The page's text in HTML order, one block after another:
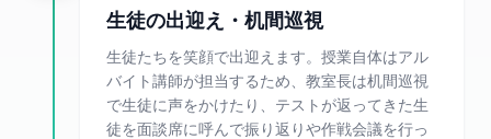
生徒の出迎え・机間巡視
生徒たちを笑顔で出迎えます。授業自体はアル
バイト講師が担当するため、教室長は机間巡視
で生徒に声をかけたり、テストが返ってきた生
徒を面談席に呼んで振り返りや作戦会議を行っ